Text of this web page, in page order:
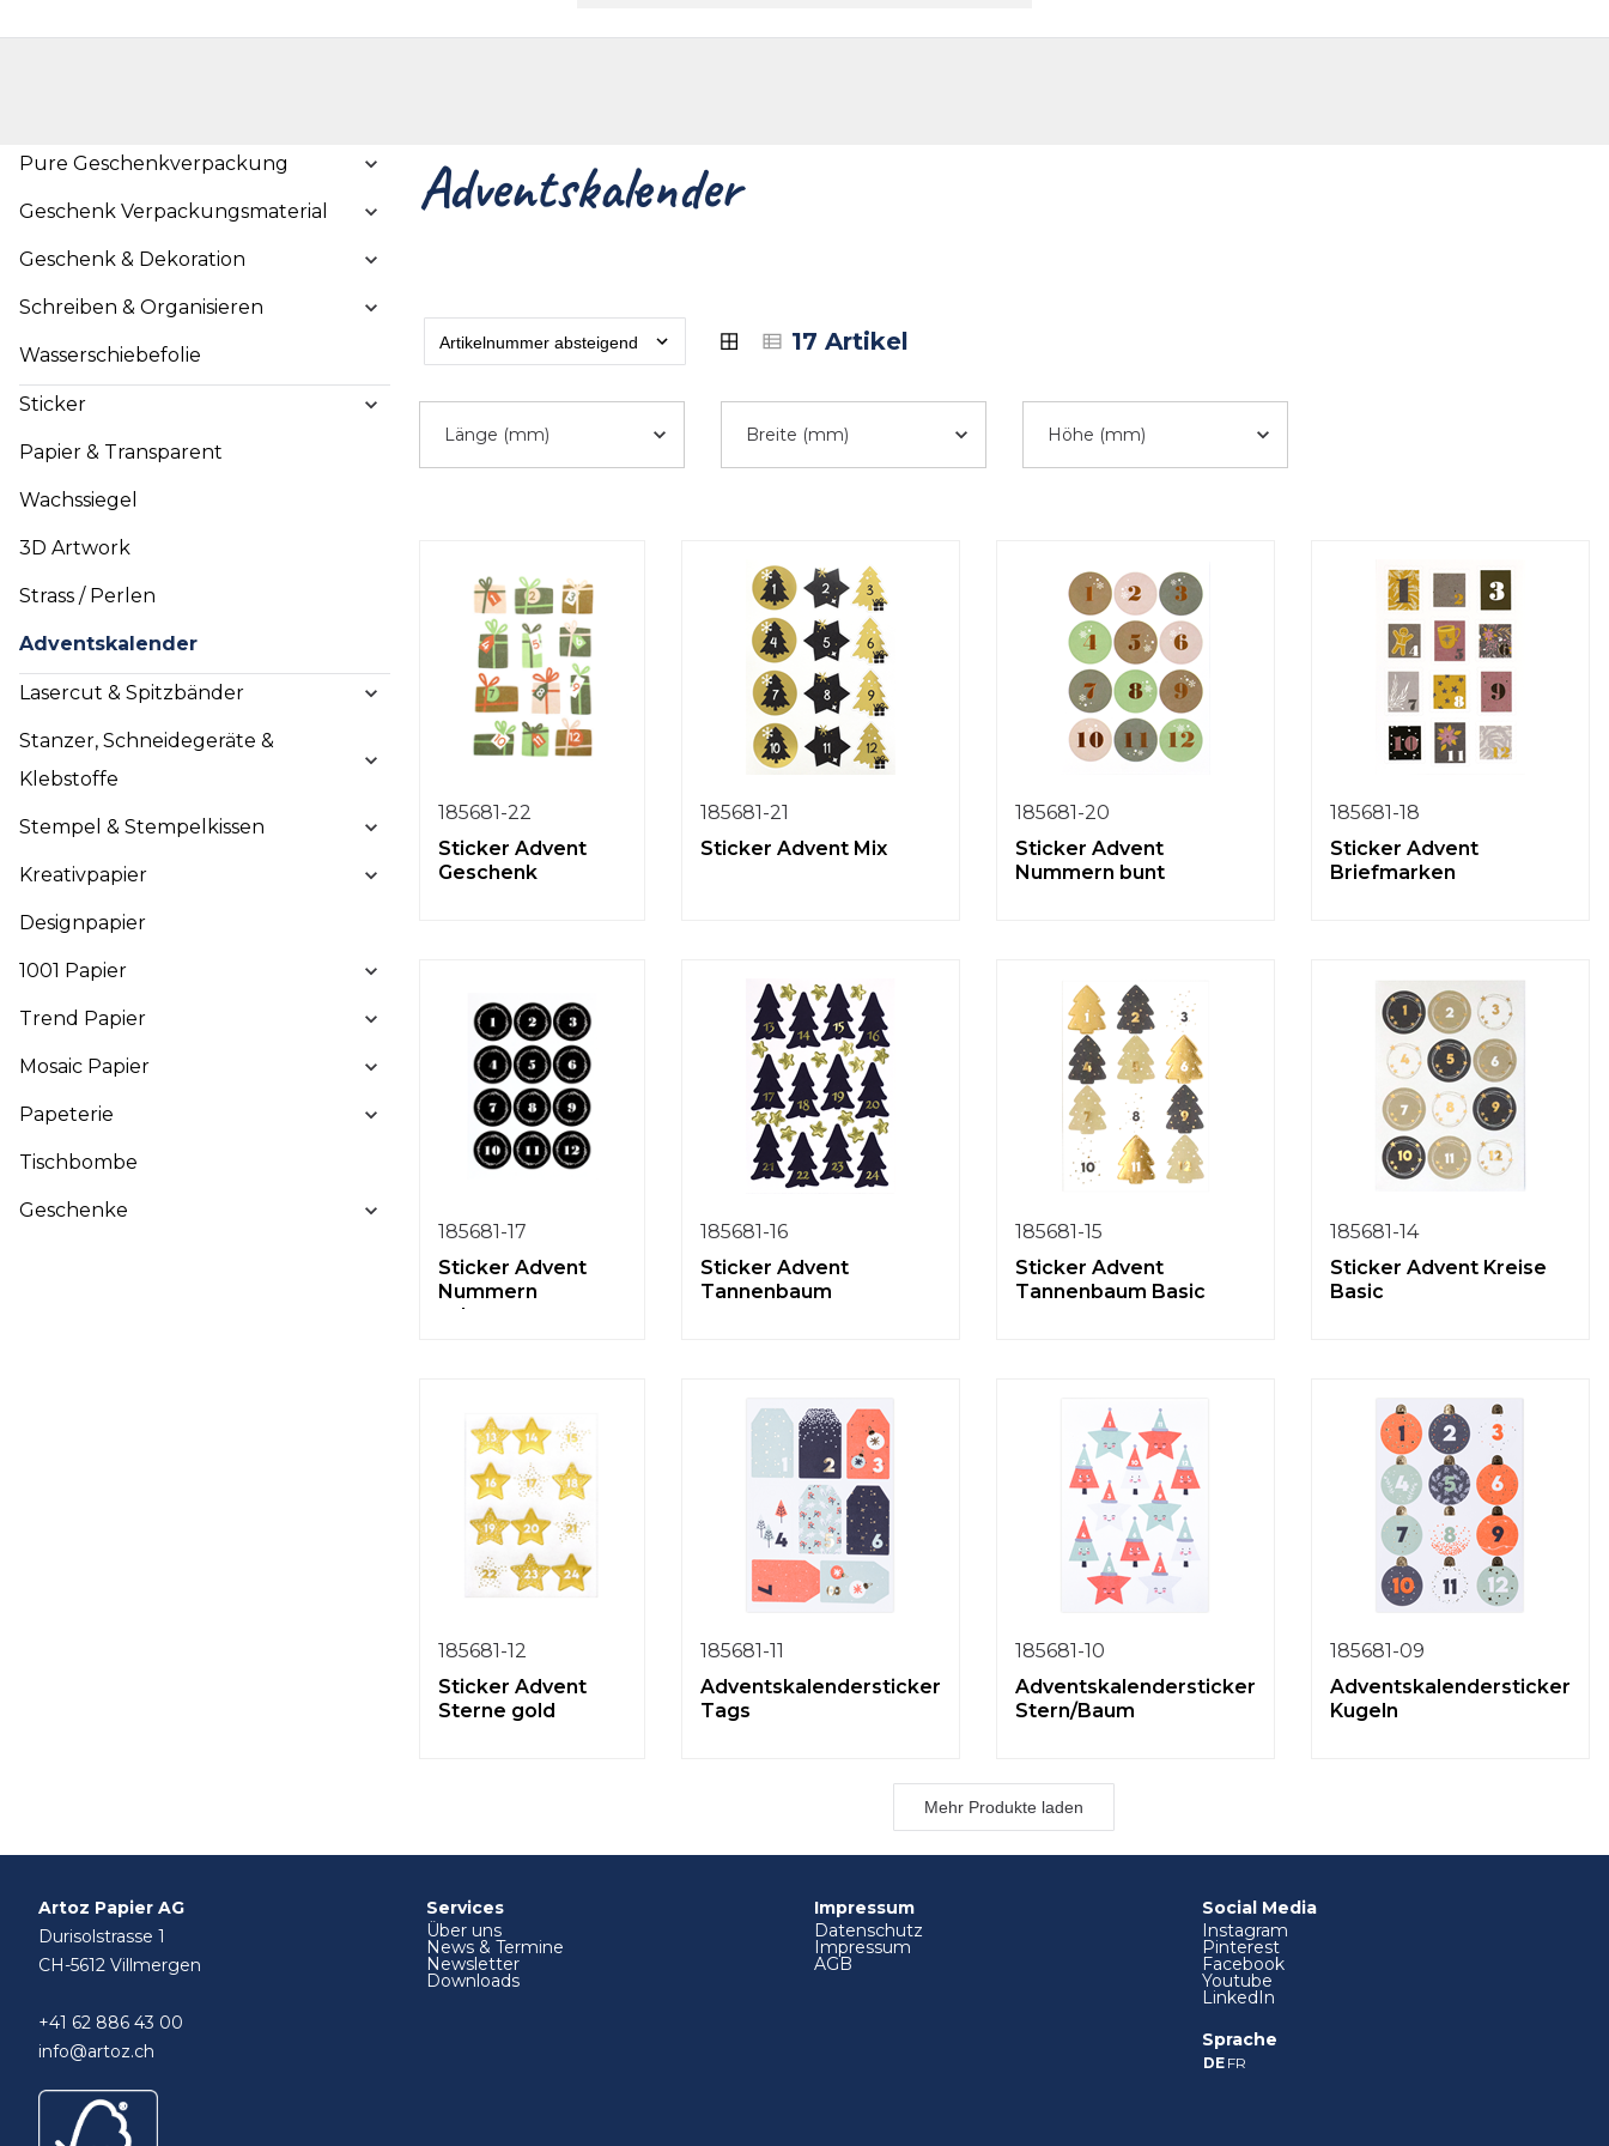
Pure Geschenkverpackung
Geschenk Verpackungsmaterial
Geschenk & Dekoration
Schreiben & Organisieren
Wasserschiebefolie
Sticker
Papier & Transparent
Wachssiegel
3D Artwork
Strass / Perlen
Adventskalender
Lasercut & Spitzbänder
Stanzer, Schneidegeräte &
Klebstoffe
Stempel & Stempelkissen
Kreativpapier
Designpapier
1001 Papier
Trend Papier
Mosaic Papier
Papeterie
Tischbombe
Geschenke
Adventskalender
17 Artikel
Länge (mm) Breite (mm) Höhe (mm)
185681-22
Sticker Advent
Geschenk
185681-21
Sticker Advent Mix
185681-20
Sticker Advent
Nummern bunt
185681-18
Sticker Advent
Briefmarken
185681-17
Sticker Advent
Nummern
schwarz
185681-16
Sticker Advent
Tannenbaum
185681-15
Sticker Advent
Tannenbaum Basic
185681-14
Sticker Advent Kreise
Basic
185681-12
Sticker Advent
Sterne gold
185681-11
Adventskalendersticker
Tags
185681-10
Adventskalendersticker
Stern/Baum
185681-09
Adventskalendersticker
Kugeln
Mehr Produkte laden
Artoz Papier AG
Durisolstrasse 1
CH-5612 Villmergen
+41 62 886 43 00
info@artoz.ch
Services
Über uns
News & Termine
Newsletter
Downloads
Impressum
Datenschutz
Impressum
AGB
Social Media
Instagram
Pinterest
Facebook
Youtube
LinkedIn
Sprache
DE FR